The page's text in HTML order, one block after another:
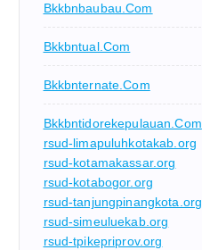
Bkkbnbaubau.com
Bkkbntual.com
Bkkbnternate.com
Bkkbntidorekepulauan.com
rsud-limapuluhkotakab.org
rsud-kotamakassar.org
rsud-kotabogor.org
rsud-tanjungpinangkota.org
rsud-simeuluekab.org
rsud-tpikepriprov.org